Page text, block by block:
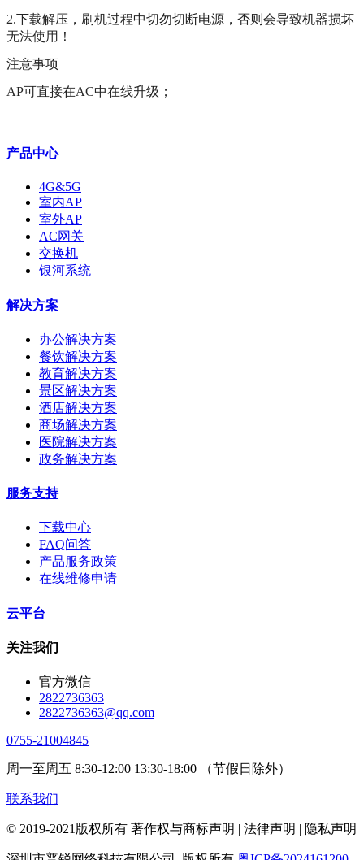
2.下载解压，刷机过程中切勿切断电源，否则会导致机器损坏
无法使用！
注意事项
AP可直接在AC中在线升级；
产品中心
4G&5G
室内AP
室外AP
AC网关
交换机
银河系统
解决方案
办公解决方案
餐饮解决方案
教育解决方案
景区解决方案
酒店解决方案
商场解决方案
医院解决方案
政务解决方案
服务支持
下载中心
FAQ问答
产品服务政策
在线维修申请
云平台
关注我们
官方微信
2822736363
2822736363@qq.com
0755-21004845
周一至周五 8:30-12:00 13:30-18:00 （节假日除外）
联系我们
© 2019-2021版权所有 著作权与商标声明 | 法律声明 | 隐私声明